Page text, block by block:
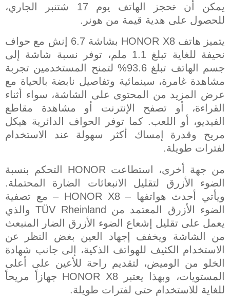
يمكن أنت
حجز الهاتف يوم 17 شتنبر الجاري،
للحصول على هدية قيمة من هونر.
يتميز هاتف HONOR X8
بشاشة 6.7 إنش مع حواف
نحيفة للغاية تبلغ 1.1 ملم، توفر نسبة شاشة إلى
جسم الهاتف تبلغ 93.6% لتمنح المستخدمين تجربة
مشاهدة غامرة، سينمائية وتفاصيل نابضة بالحياة مع
عرض المزيد من المحتوى على الشاشة، سواء أثناء
القراءة، أو تصفح الإنترنت أو مشاهدة مقاطع
الفيديو، أو اللعب. كما توفر الحواف الدائرية هيكل
مريح وقدرة إمساك أكثر سهولة عند الاستخدام
لفترات طويلة.
من جهة أخرى، استطاعت HONOR التحكم بنسبة
الضوء الأزرق لتقليل الانبعاثات الضارة المحتملة.
ويأتي أحدث هواتفها –HONOR X8 – مع تصفية
الضوء الأزرق المعتمد من
TÜV Rheinlandوالذي
يعمل على تقليل إشعاع الضوء الأزرق الضار المنبعث
من الشاشة ويخفف إجهاد العين بغض النظر عن
الاستخدام الكثيف للهواتف الذكية، إلى جانب شهادة
الخلو من الوميض، لتقديم راحة للأعين على أعلى
المستويات، وبهذا يعتبر HONOR X8 جهازاً مريحاً
للغاية للاستخدام حتى لفترات طويلة.